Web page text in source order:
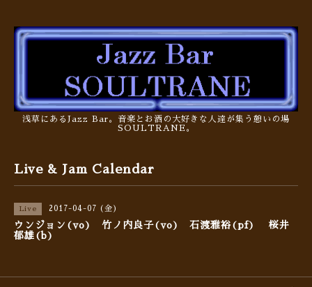
浅草にあるJazz Bar。音楽とお酒の大好きな人達が集う憩いの場
SOULTRANE。
Live & Jam Calendar
Live 2017-04-07 (金)
ウンジョン(vo) 竹ノ内良子(vo) 石渡雅裕(pf) 桜井
郁雄(b)